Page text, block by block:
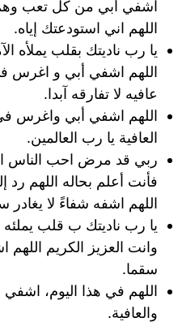
اشفي أبي من كل تعب وهم
اللهم اني استودعتك إياه.
يا رب ناديتك بقلب يملأه
اللهم اشفي أبي و اغرس
عافيه لا تفارقه آبدا.
اللهم اشفي أبي واغرس
العافية يا رب العالمين.
ربي قد مرض احب الناس
فأنت أعلم بحاله اللهم رد
اللهم اشفه شفاءً لا يغادر
يا رب ناديتك ب قلب يملئه
وانت العزيز الكريم
سقما.
اللهم في هذا اليوم،
والعافية.